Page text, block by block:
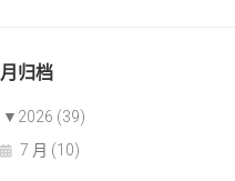
归档
▼ 2026 (39)
7 月 (10)